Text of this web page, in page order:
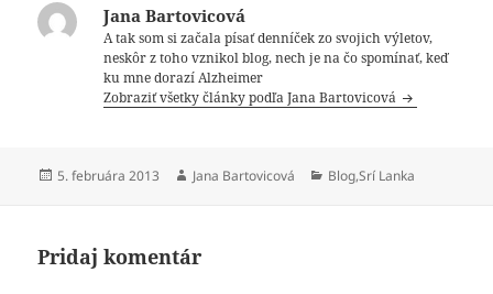
Jana Bartovicová
A tak som si začala písať denníček zo svojich výletov,
neskôr z toho vznikol blog, nech je na čo spomínať, keď
ku mne dorazí Alzheimer
Zobraziť všetky články podľa Jana Bartovicová
Publikované
5. februára 2013 Autor
Jana Bartovicová Kategórie
Blog,Srí Lanka
Pridaj komentár